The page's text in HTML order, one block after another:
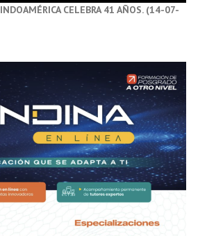
INDOAMÉRICA CELEBRA 41 AÑOS. (14-07-